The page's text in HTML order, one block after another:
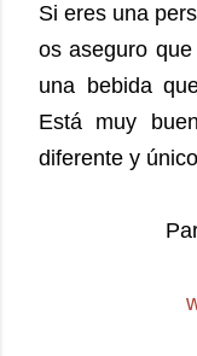
Si eres una
os aseguro
una bebida
Está muy
diferente y